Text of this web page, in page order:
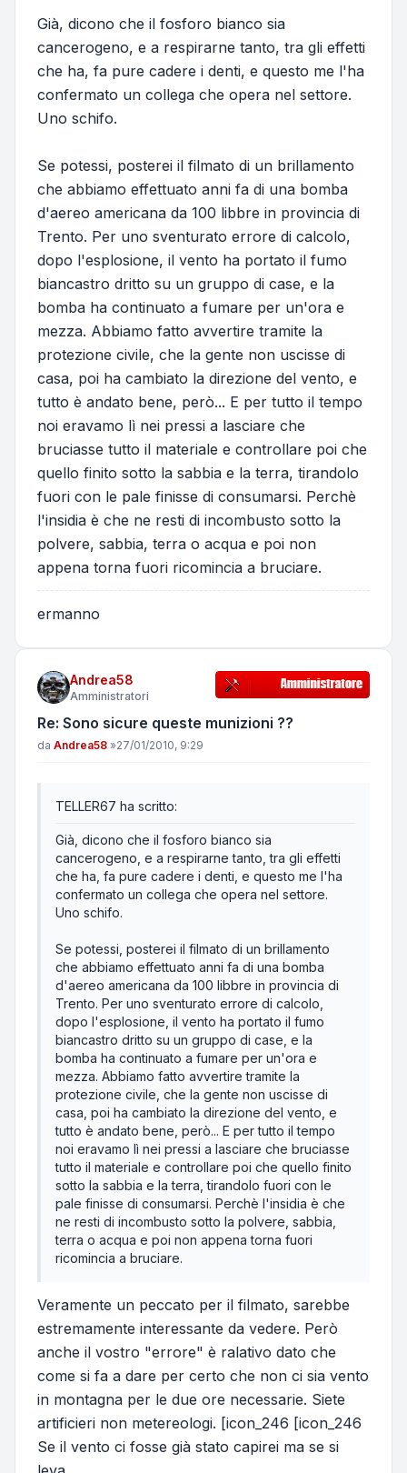
Già, dicono che il fosforo bianco sia
cancerogeno, e a respirarne tanto, tra gli effetti
che ha, fa pure cadere i denti, e questo me l'ha
confermato un collega che opera nel settore.
Uno schifo.
Se potessi, posterei il filmato di un brillamento
che abbiamo effettuato anni fa di una bomba
d'aereo americana da 100 libbre in provincia di
Trento. Per uno sventurato errore di calcolo,
dopo l'esplosione, il vento ha portato il fumo
biancastro dritto su un gruppo di case, e la
bomba ha continuato a fumare per un'ora e
mezza. Abbiamo fatto avvertire tramite la
protezione civile, che la gente non uscisse di
casa, poi ha cambiato la direzione del vento, e
tutto è andato bene, però... E per tutto il tempo
noi eravamo lì nei pressi a lasciare che
bruciasse tutto il materiale e controllare poi che
quello finito sotto la sabbia e la terra, tirandolo
fuori con le pale finisse di consumarsi. Perchè
l'insidia è che ne resti di incombusto sotto la
polvere, sabbia, terra o acqua e poi non
appena torna fuori ricomincia a bruciare.
ermanno
Andrea58
Amministratori
Re: Sono sicure queste munizioni ??
Messaggio
da Andrea58 »27/01/2010, 9:29
TELLER67 ha scritto:
Già, dicono che il fosforo bianco sia
cancerogeno, e a respirarne tanto, tra gli effetti
che ha, fa pure cadere i denti, e questo me l'ha
confermato un collega che opera nel settore.
Uno schifo.
Se potessi, posterei il filmato di un brillamento
che abbiamo effettuato anni fa di una bomba
d'aereo americana da 100 libbre in provincia di
Trento. Per uno sventurato errore di calcolo,
dopo l'esplosione, il vento ha portato il fumo
biancastro dritto su un gruppo di case, e la
bomba ha continuato a fumare per un'ora e
mezza. Abbiamo fatto avvertire tramite la
protezione civile, che la gente non uscisse di
casa, poi ha cambiato la direzione del vento, e
tutto è andato bene, però... E per tutto il tempo
noi eravamo lì nei pressi a lasciare che bruciasse
tutto il materiale e controllare poi che quello finito
sotto la sabbia e la terra, tirandolo fuori con le
pale finisse di consumarsi. Perchè l'insidia è che
ne resti di incombusto sotto la polvere, sabbia,
terra o acqua e poi non appena torna fuori
ricomincia a bruciare.
Veramente un peccato per il filmato, sarebbe
estremamente interessante da vedere. Però
anche il vostro "errore" è ralativo dato che
come si fa a dare per certo che non ci sia vento
in montagna per le due ore necessarie. Siete
artificieri non metereologi. [icon_246 [icon_246
Se il vento ci fosse già stato capirei ma se si